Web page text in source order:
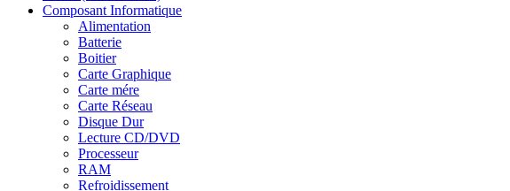
Composant Informatique
Alimentation
Batterie
Boitier
Carte Graphique
Carte mére
Carte Réseau
Disque Dur
Lecture CD/DVD
Processeur
RAM
Refroidissement